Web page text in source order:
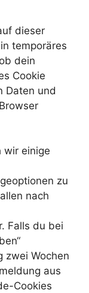
dieser
temporäres
dein
Cookie
Daten und
wir einige
zu
nach
Falls du bei
zwei Wochen
aus
Cookies